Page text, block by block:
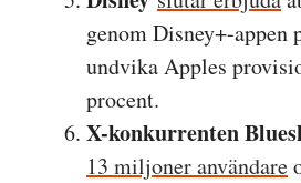
genom Disney+-appen
undvika Apples
procent.
X-konkurrenten
13 miljoner användare